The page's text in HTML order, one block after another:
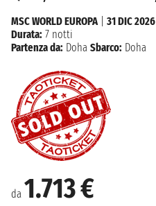
da 1.713 €
MSC WORLD EUROPA| 31 DIC 2026
Durata: 7 notti
Partenza da: Doha Sbarco: Doha